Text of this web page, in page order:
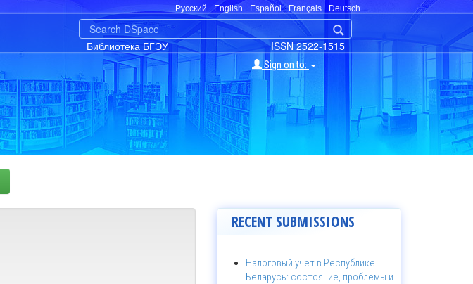
Русский English Español Français Deutsch
ISSN 2522-1515
Библиотека БГЭУ
Sign on to:
RECENT SUBMISSIONS
Налоговый учет в Республике
Беларусь: состояние, проблемы и